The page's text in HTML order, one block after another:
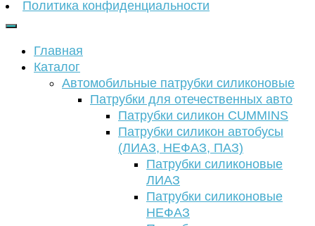
Политика конфиденциальности
Главная
Каталог
Автомобильные патрубки силиконовые
Патрубки для отечественных авто
Патрубки силикон CUMMINS
Патрубки силикон автобусы
(ЛИАЗ, НЕФАЗ, ПАЗ)
Патрубки силиконовые
ЛИАЗ
Патрубки силиконовые
НЕФАЗ